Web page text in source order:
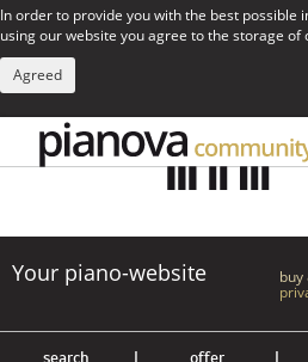
In order to provide you with the best possible
using our website you agree to the storage of
Agreed
Your piano-website buy
search | offer |